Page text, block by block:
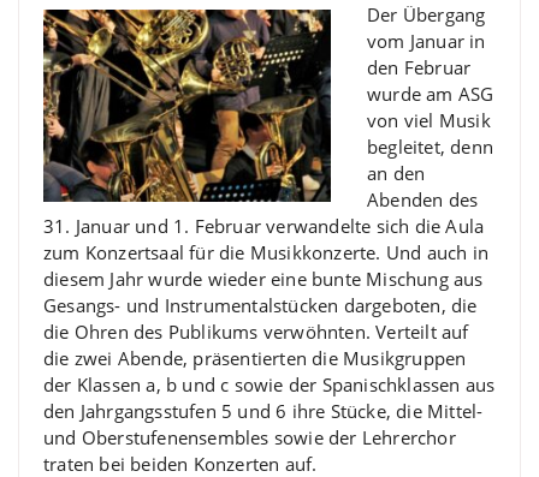
Der Übergang
vom Januar in
den Februar
wurde am ASG
von viel Musik
begleitet, denn
an den
Abenden des
31. Januar und 1. Februar verwandelte sich die Aula
zum Konzertsaal für die Musikkonzerte. Und auch in
diesem Jahr wurde wieder eine bunte Mischung aus
Gesangs- und Instrumentalstücken dargeboten, die
die Ohren des Publikums verwöhnten. Verteilt auf
die zwei Abende, präsentierten die Musikgruppen
der Klassen a, b und c sowie der Spanischklassen aus
den Jahrgangsstufen 5 und 6 ihre Stücke, die Mittel-
und Oberstufenensembles sowie der Lehrerchor
traten bei beiden Konzerten auf.